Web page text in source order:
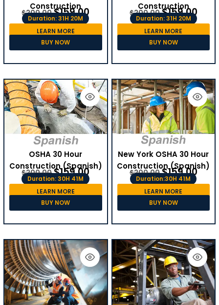
Construction
$200.00 $159.00
Duration: 31H 20M
LEARN MORE
BUY NOW
Construction
$200.00 $159.00
Duration: 31H 20M
LEARN MORE
BUY NOW
OSHA 30 Hour
Construction (Spanish)
$200.00 $159.00
Duration: 30H 41M
LEARN MORE
BUY NOW
New York OSHA 30 Hour
Construction (Spanish)
$200.00 $159.00
Duration:30H 41M
LEARN MORE
BUY NOW